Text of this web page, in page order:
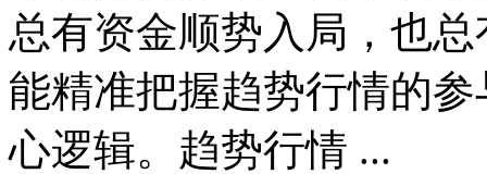
总有资金顺势入局，也
能精准把握趋势行情的
心逻辑。趋势行情 ...